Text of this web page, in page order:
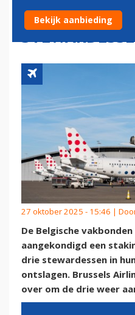
STAKING NA
27 oktober 2025 - 15:46 |
De Belgische vakbonden
aangekondigd een
drie stewardessen in
ontslagen. Brussels
over om de drie weer
Bekijk aanbieding